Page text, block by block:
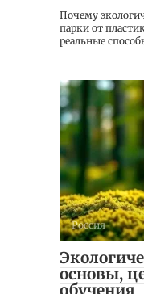
Почему
парки от
реальные
Россия
основы,
обучения